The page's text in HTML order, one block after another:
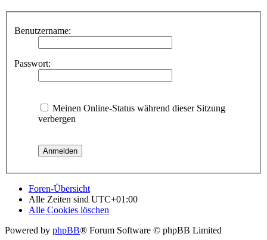
Benutzername:
Passwort:
Meinen Online-Status während dieser Sitzung
verbergen
Foren-Übersicht
Alle Zeiten sind UTC+01:00
Alle Cookies löschen
Powered by phpBB® Forum Software © phpBB Limited